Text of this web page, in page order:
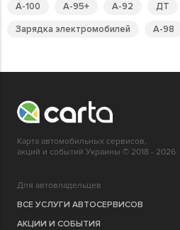
А-100 А-95+ А-92 ДТ
Зарядка электромобилей
А-98
Карта автомобильных сервисов,
акций и событий Украины © 2018 - 2026
Для автовладельцев
ВСЕ УСЛУГИ АВТОСЕРВИСОВ
АКЦИИ И СОБЫТИЯ